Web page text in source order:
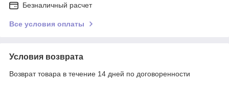
Безналичный расчет
Все условия оплаты
Условия возврата
Возврат товара в течение 14 дней по договоренности